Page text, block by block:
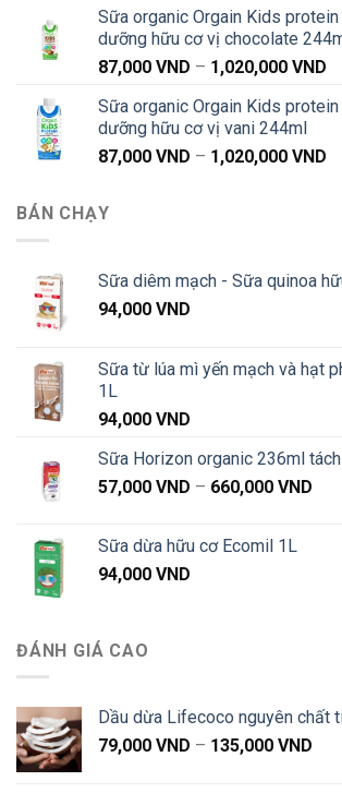
từ
Sữa organic Orgain Kids
dưỡng hữu cơ vị chocolate
87,000 VND – 1,020,000 VND
từ
Sữa organic Orgain Kids
dưỡng hữu cơ vị vani 244ml
87,000 VND – 1,020,000 VND
BÁN CHẠY
Sữa diêm mạch - Sữa quinoa
94,000 VND
Sữa từ lúa mì yến mạch và hạt
1L
94,000 VND
Sữa Horizon organic 236ml
57,000 VND – 660,000 VND
Sữa dừa hữu cơ Ecomil 1L
94,000 VND
ĐÁNH GIÁ CAO
Dầu dừa Lifecoco nguyên chất
79,000 VND – 135,000 VND